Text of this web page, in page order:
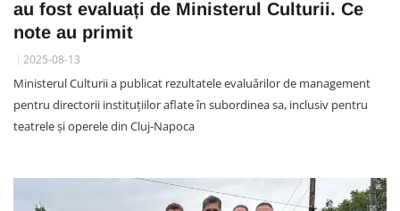
au fost evaluați de Ministerul Culturii. Ce
note au primit
2025-08-13
Ministerul Culturii a publicat rezultatele evaluărilor de management
pentru directorii instituțiilor aflate în subordinea sa, inclusiv pentru
teatrele și operele din Cluj-Napoca